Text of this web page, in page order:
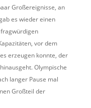
Großereignisse, an
es wieder einen
vor dem
erzeugen konnte, der
Olympische
langer Pause mal
Großteil der